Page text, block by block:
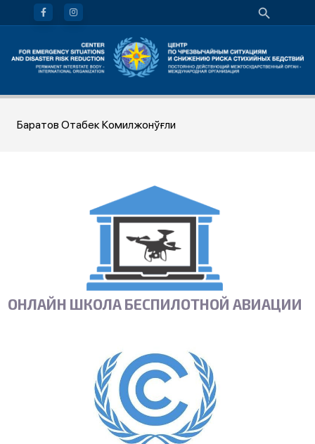
Баратов Отабек Комилжонўғли
ОНЛАЙН ШКОЛА БЕСПИЛОТНОЙ АВИАЦИИ